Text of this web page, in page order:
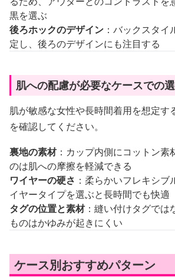
黒を選ぶ
後ろホックのデザイン ：バックスタ
定し、後ろのデザインにも注目する
肌への配慮が必要なケースでの
肌が敏感な女性や長時間着用を想定す
を確認してください。
裏地の素材：カップ内側にコットン素
のは肌への摩擦を軽減できる
ワイヤーの硬さ ：柔らかいフレキシ
イヤータイプを選ぶと長時間でも快適
タグの位置と素材：縫い付けタグでは
ものはかゆみが起きにくい
ケース別おすすめパターン